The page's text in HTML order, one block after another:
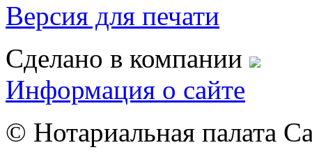
Версия для печати
Сделано в компании
Информация о сайте
© Нотариальная палата